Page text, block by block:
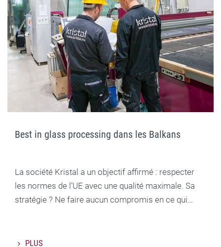
Best in glass processing dans les Balkans
La société Kristal a un objectif affirmé : respecter
les normes de l’UE avec une qualité maximale. Sa
stratégie ? Ne faire aucun compromis en ce qui…
PLUS